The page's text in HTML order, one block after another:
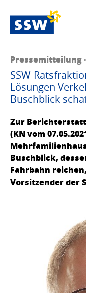
Pressemitteilung ·
SSW-
Lösungen
Buschblick
Zur
(KN vom
Buschblick,
Fahrbahn
Vorsitzender der